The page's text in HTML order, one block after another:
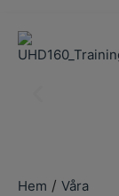
Hem / Våra